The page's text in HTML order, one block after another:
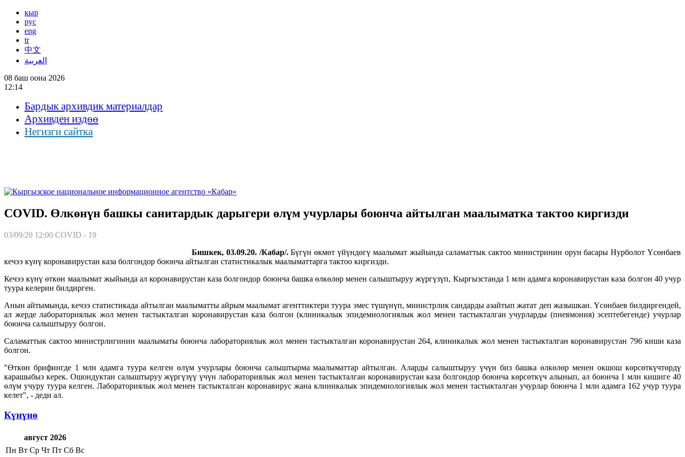
кыр
рус
eng
tr
中文
العربية
08 баш оона 2026
12:14
Бардык архивдик материалдар
Архивден издөө
Негизги сайтка
COVID. Өлкөнүн башкы санитардык дарыгери өлүм учурлары боюнча айтылган маалыматка тактоо киргизди
03/09/20 12:00 COVID - 19
Бишкек, 03.09.20. /Кабар/.Бүгүн өкмөт үйүндөгү маалымат жыйында саламаттык сактоо министринин орун басары Нурболот Үсөнбаев
кечээ күнү коронавирустан каза болгондор боюнча айтылган статистикалык маалыматтарга тактоо киргизди.
Кечээ күнү өткөн маалымат жыйында ал коронавирустан каза болгондор боюнча башка өлкөлөр менен салыштыруу жүргүзүп, Кыргызстанда 1 млн адамга коронавирустан каза болгон 40 учур
туура келерин билдирген.
Анын айтымында, кечээ статистикада айтылган маалыматты айрым маалымат агенттиктери туура эмес түшүнүп, министрлик сандарды азайтып жатат деп жазышкан. Үсөнбаев билдиргендей,
ал жерде лабораториялык жол менен тастыкталган коронавирустан каза болгон (клиникалык эпидемиологиялык жол менен тастыкталган учурларды (пневмония) эсептебегенде) учурлар
боюнча салыштыруу болгон.
Саламаттык сактоо министрлигинин маалыматы боюнча лабораториялык жол менен тастыкталган коронавирустан 264, клиникалык жол менен тастыкталган коронавирустан 796 киши каза
болгон.
"Өткөн брифингде 1 млн адамга туура келген өлүм учурлары боюнча салыштырма маалыматтар айтылган. Аларды салыштыруу үчүн биз башка өлкөлөр менен окшош көрсөткүчтөрдү
карашыбыз керек. Ошондуктан салыштыруу жүргүзүү үчүн лабораториялык жол менен тастыкталган коронавирустан каза болгондор боюнча көрсөткүч алынып, ал боюнча 1 млн кишиге 40
өлүм учуру туура келген. Лабораториялык жол менен тастыкталган коронавирус жана клиникалык эпидемиологиялык жол менен тастыкталган учурлар боюнча 1 млн адамга 162 учур туура
келет", - деди ал.
Күнүнө
август 2026
Пн Вт Ср Чт Пт Сб Вс